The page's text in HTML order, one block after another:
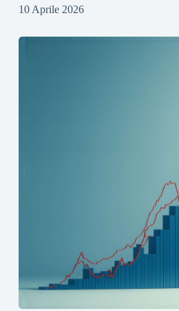
10 Aprile 2026